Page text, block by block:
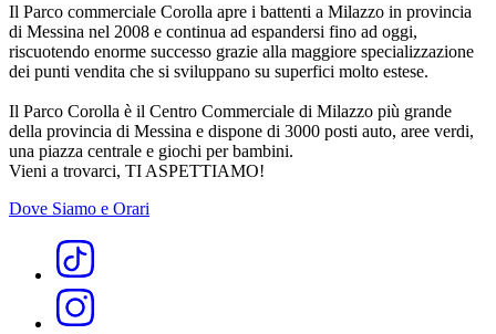
Il Parco commerciale Corolla apre i battenti a Milazzo in provincia
di Messina nel 2008 e continua ad espandersi fino ad oggi,
riscuotendo enorme successo grazie alla maggiore specializzazione
dei punti vendita che si sviluppano su superfici molto estese.
Il Parco Corolla è il Centro Commerciale di Milazzo più grande
della provincia di Messina e dispone di 3000 posti auto, aree verdi,
una piazza centrale e giochi per bambini.
Vieni a trovarci, TI ASPETTIAMO!
Dove Siamo e Orari